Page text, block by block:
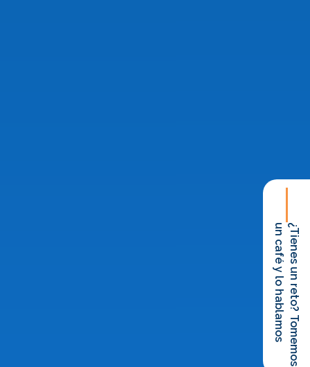
¿Tienes un reto? Tomemos
un café y lo hablamos